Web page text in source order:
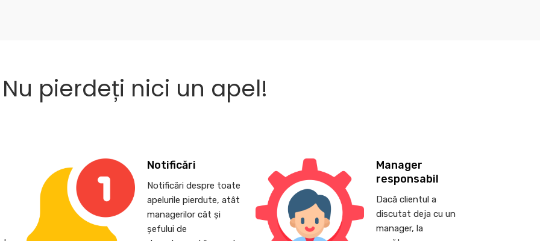
Nu pierdeți nici un apel!
Notificări
Notificări despre toate
apelurile pierdute, atât
managerilor cât și
șefului de
Manager
responsabil
Dacă clientul a
discutat deja cu un
manager, la